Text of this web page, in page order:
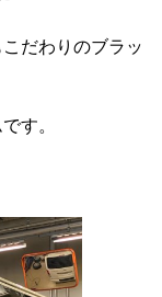
だわりのブラッ
す。